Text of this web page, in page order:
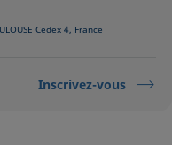
Cedex 4, France
Inscrivez-vous